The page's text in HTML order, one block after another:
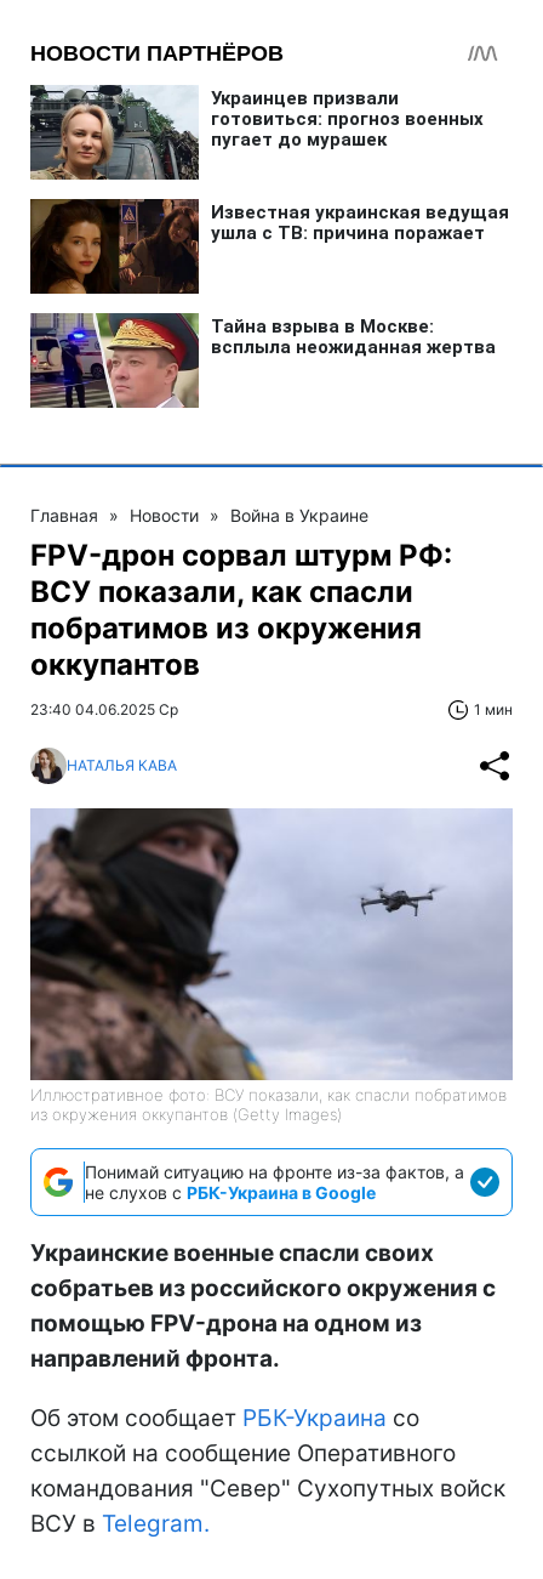
Главная » Новости » Война в Украине
FPV-дрон сорвал штурм РФ:
ВСУ показали, как спасли
побратимов из окружения
оккупантов
23:40 04.06.2025 Ср 1 мин
НАТАЛЬЯ КАВА
Иллюстративное фото: ВСУ показали, как спасли побратимов
из окружения оккупантов (Getty Images)
Понимай ситуацию на фронте из-за фактов, а
не слухов с РБК-Украина в Google
Украинские военные спасли своих
собратьев из российского окружения с
помощью FPV-дрона на одном из
направлений фронта.
Об этом сообщает РБК-Украина со
ссылкой на сообщение Оперативного
командования "Север" Сухопутных войск
ВСУ в Telegram.